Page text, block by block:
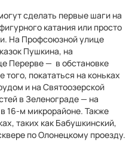
сделать первые шаги на
катания или просто
На Профсоюзной улице
Пушкина, на
Перерве — в обстановке
покататься на коньках
и на Святоозерской
в Зеленограде — на
16-м микрорайоне. Также
таких как Бабушкинский,
по Олонецкому проезду.